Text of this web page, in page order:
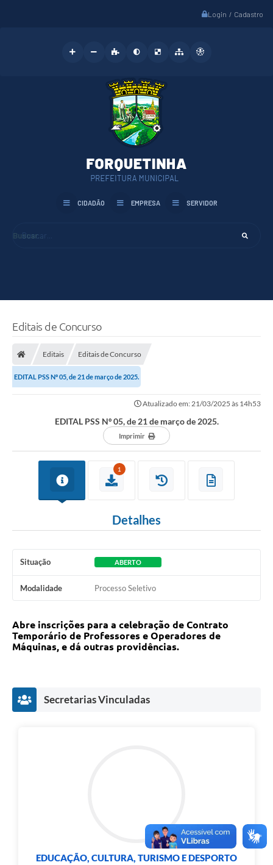
Login / Cadastro
Buscar...
CIDADÃO EMPRESA SERVIDOR
Editais de Concurso
Editais Editais de Concurso
EDITAL PSS Nº 05, de 21 de março de 2025.
Atualizado em: 21/03/2025 às 14h53
EDITAL PSS Nº 05, de 21 de março de 2025.
Imprimir
1
Detalhes
Situação ABERTO
Modalidade Processo Seletivo
Abre inscrições para a celebração de Contrato
Temporário de Professores e Operadores de
Máquinas, e dá outras providências.
Secretarias Vinculadas
EDUCAÇÃO, CULTURA, TURISMO E DESPORTO